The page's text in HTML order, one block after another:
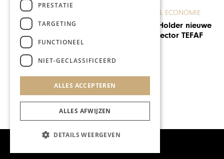
ONDERNEMEN & ECONOMIE
Maarten ten Holder nieuwe
managing director TEFAF
PRESTATIE
TARGETING
FUNCTIONEEL
NIET-GECLASSIFICEERD
ALLES ACCEPTEREN
ALLES AFWIJZEN
DETAILS WEERGEVEN